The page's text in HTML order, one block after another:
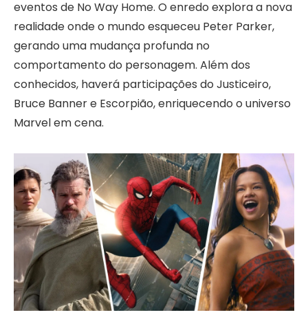
eventos de No Way Home. O enredo explora a nova
realidade onde o mundo esqueceu Peter Parker,
gerando uma mudança profunda no
comportamento do personagem. Além dos
conhecidos, haverá participações do Justiceiro,
Bruce Banner e Escorpião, enriquecendo o universo
Marvel em cena.